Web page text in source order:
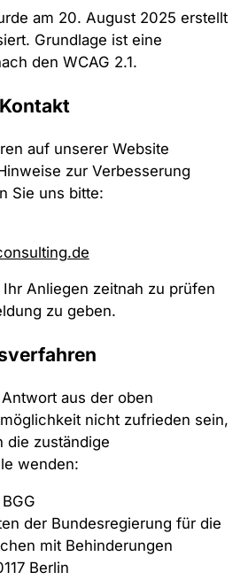
am 20. August 2025 erstellt
Grundlage ist eine
den WCAG 2.1.
auf unserer Website
zur Verbesserung
Sie uns bitte:
Anliegen zeitnah zu prüfen
zu geben.
aus der oben
nicht zufrieden sein,
die zuständige
wenden:
der Bundesregierung für die
mit Behinderungen
Berlin